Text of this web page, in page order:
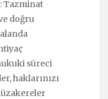
Tazminat
doğru
süreci
haklarınızı